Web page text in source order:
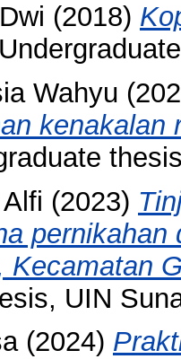
(2018)
Wahyu
(2023)
Kecamatan
UIN
(2024)